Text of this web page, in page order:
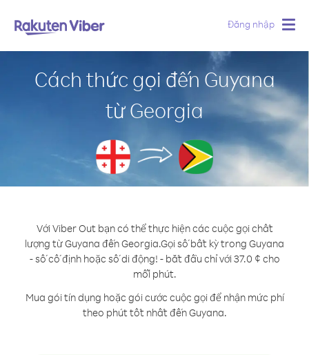
Đăng nhập
Cách thức gọi đến Guyana
từ Georgia
Với Viber Out bạn có thể thực hiện các cuộc gọi chất
lượng từ Guyana đến Georgia.Gọi số bất kỳ trong Guyana
- số cố định hoặc số di động! - bắt đầu chỉ với 37.0 ¢ cho
mỗi phút.
Mua gói tín dụng hoặc gói cước cuộc gọi để nhận mức phí
theo phút tốt nhất đến Guyana.